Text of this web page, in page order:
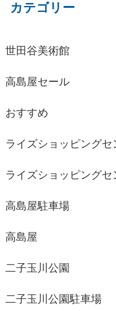
カテゴリー
世田谷美術館
高島屋セール
おすすめ
ライズショッピングセ
ライズショッピング
高島屋駐車場
高島屋
二子玉川公園
二子玉川公園駐車場